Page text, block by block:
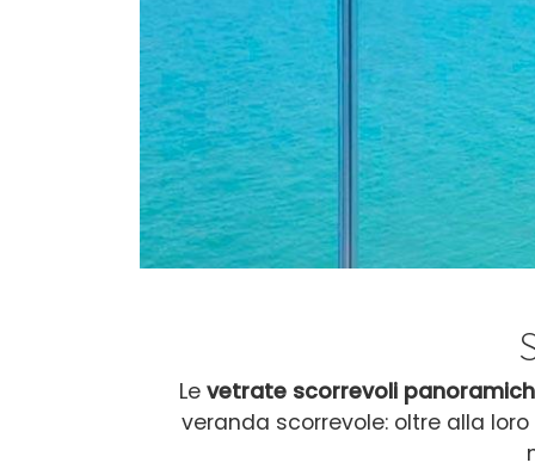
Le vetrate scorrevoli
veranda scorrevole: oltre alla